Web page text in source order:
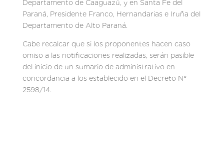
Departamento de Caaguazú, y en Santa Fe del
Paraná, Presidente Franco, Hernandarias e Iruña del
Departamento de Alto Paraná.
Cabe recalcar que si los proponentes hacen caso
omiso a las notificaciones realizadas, serán pasible
del inicio de un sumario de administrativo en
concordancia a los establecido en el Decreto N°
2598/14.